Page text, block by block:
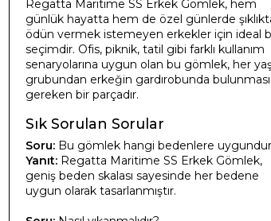
Regatta Maritime SS Erkek Gömlek, hem
günlük hayatta hem de özel günlerde
ödün vermek istemeyen erkekler için ideal
seçimdir. Ofis, piknik, tatil gibi farklı kullanım
senaryolarına uygun olan bu gömlek, her
grubundan erkeğin gardırobunda bulunması
gereken bir parçadır.
Sık Sorulan Sorular
Soru: Bu gömlek hangi bedenlere
Yanıt: Regatta Maritime SS Erkek Gömlek,
geniş beden skalası sayesinde her bedene
uygun olarak tasarlanmıştır.